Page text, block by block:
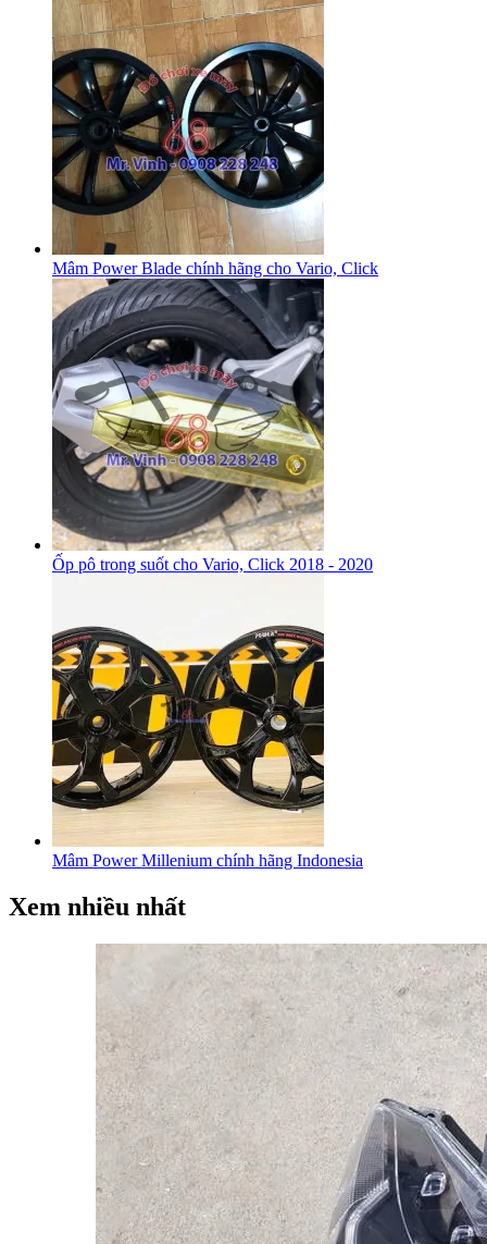
Mâm Power Blade chính hãng cho Vario, Click
Ốp pô trong suốt cho Vario, Click 2018 - 2020
Mâm Power Millenium chính hãng Indonesia
Xem nhiều nhất